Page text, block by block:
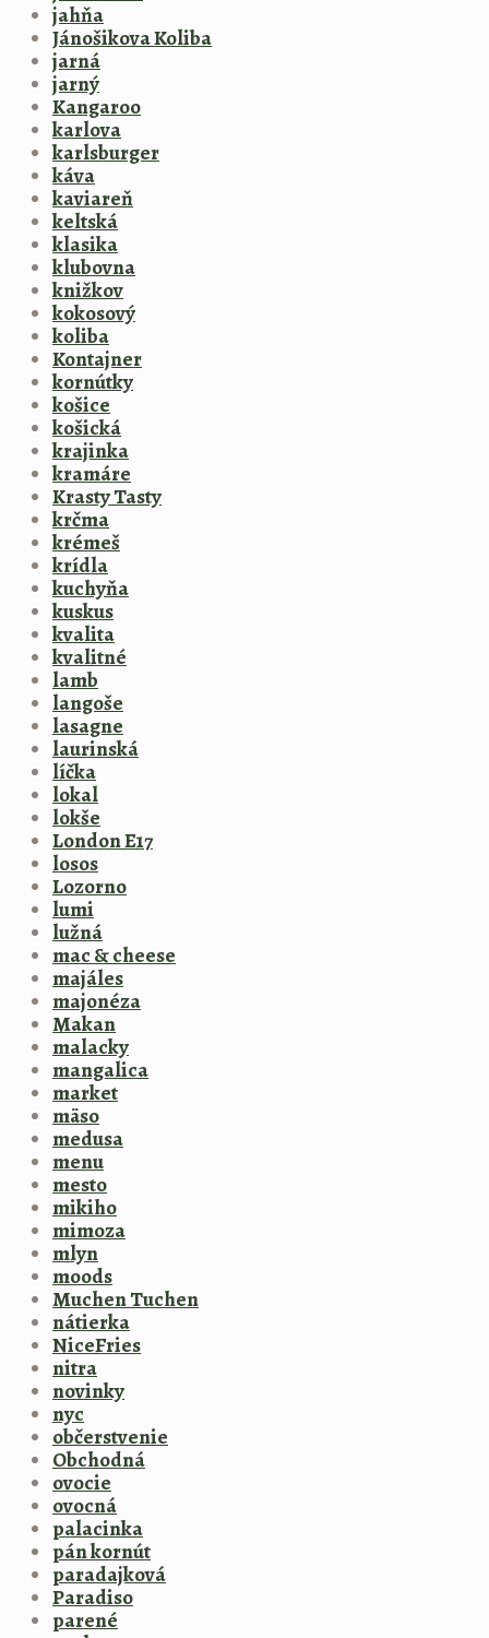
jahňa
Jánošikova Koliba
jarná
jarný
Kangaroo
karlova
karlsburger
káva
kaviareň
keltská
klasika
klubovna
knižkov
kokosový
koliba
Kontajner
kornútky
košice
košická
krajinka
kramáre
Krasty Tasty
krčma
krémeš
krídla
kuchyňa
kuskus
kvalita
kvalitné
lamb
langoše
lasagne
laurinská
líčka
lokal
lokše
London E17
losos
Lozorno
lumi
lužná
mac & cheese
majáles
majonéza
Makan
malacky
mangalica
market
mäso
medusa
menu
mesto
mikiho
mimoza
mlyn
moods
Muchen Tuchen
nátierka
NiceFries
nitra
novinky
nyc
občerstvenie
Obchodná
ovocie
ovocná
palacinka
pán kornút
paradajková
Paradiso
parené